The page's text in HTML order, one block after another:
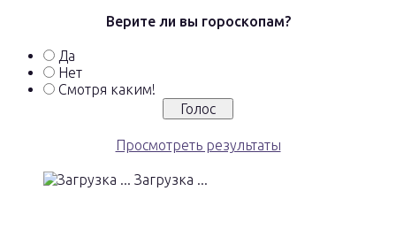
Верите ли вы гороскопам?
Да
Нет
Смотря каким!
Просмотреть результаты
Загрузка ...